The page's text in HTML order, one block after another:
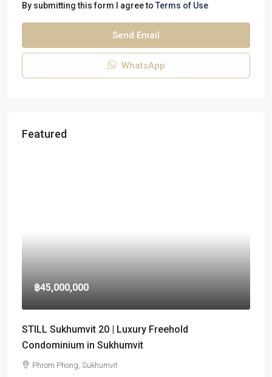
By submitting this form I agree to Terms of Use
Send Email
WhatsApp
Featured
฿45,000,000
STILL Sukhumvit 20 | Luxury Freehold
Condominium in Sukhumvit
Phrom Phong, Sukhumvit